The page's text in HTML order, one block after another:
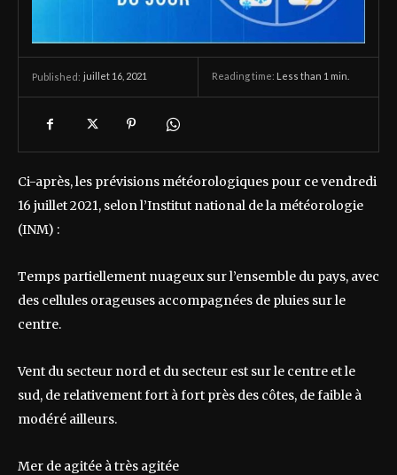
Published: juillet 16, 2021 Reading time: Less than 1 min.
Ci-après, les prévisions météorologiques pour ce vendredi
16 juillet 2021, selon l’Institut national de la météorologie
(INM) :
Temps partiellement nuageux sur l’ensemble du pays, avec
des cellules orageuses accompagnées de pluies sur le
centre.
Vent du secteur nord et du secteur est sur le centre et le
sud, de relativement fort à fort près des côtes, de faible à
modéré ailleurs.
Mer de agitée à très agitée